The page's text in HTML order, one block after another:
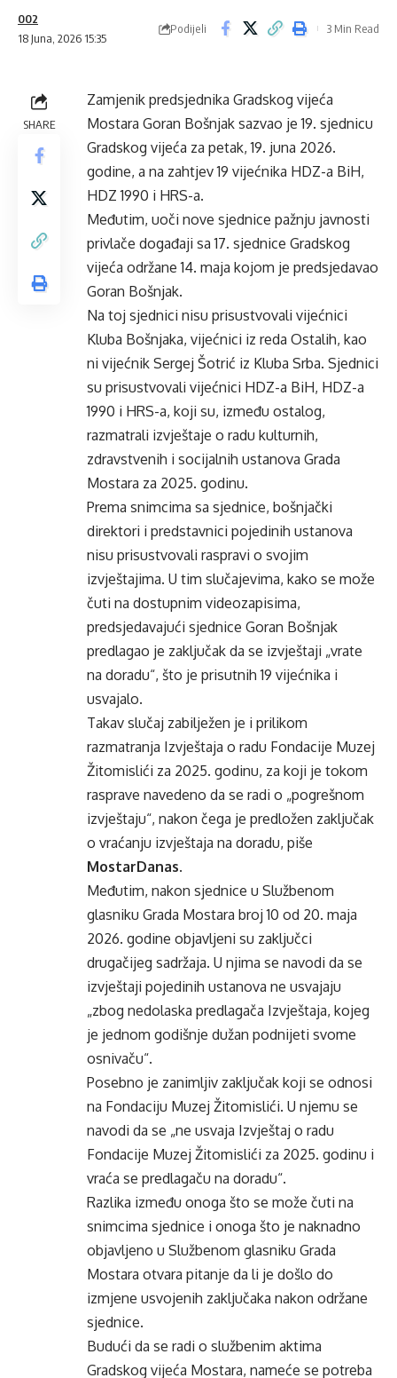
18 Juna, 2026 15:35
002
Podijeli 3 Min Read
SHARE
Zamjenik predsjednika Gradskog vijeća
Mostara Goran Bošnjak sazvao je 19. sjednicu
Gradskog vijeća za petak, 19. juna 2026.
godine, a na zahtjev 19 vijećnika HDZ-a BiH,
HDZ 1990 i HRS-a.
Međutim, uoči nove sjednice pažnju javnosti
privlače događaji sa 17. sjednice Gradskog
vijeća održane 14. maja kojom je predsjedavao
Goran Bošnjak.
Na toj sjednici nisu prisustvovali vijećnici
Kluba Bošnjaka, vijećnici iz reda Ostalih, kao
ni vijećnik Sergej Šotrić iz Kluba Srba. Sjednici
su prisustvovali vijećnici HDZ-a BiH, HDZ-a
1990 i HRS-a, koji su, između ostalog,
razmatrali izvještaje o radu kulturnih,
zdravstvenih i socijalnih ustanova Grada
Mostara za 2025. godinu.
Prema snimcima sa sjednice, bošnjački
direktori i predstavnici pojedinih ustanova
nisu prisustvovali raspravi o svojim
izvještajima. U tim slučajevima, kako se može
čuti na dostupnim videozapisima,
predsjedavajući sjednice Goran Bošnjak
predlagao je zaključak da se izvještaji „vrate
na doradu“, što je prisutnih 19 vijećnika i
usvajalo.
Takav slučaj zabilježen je i prilikom
razmatranja Izvještaja o radu Fondacije Muzej
Žitomislići za 2025. godinu, za koji je tokom
rasprave navedeno da se radi o „pogrešnom
izvještaju“, nakon čega je predložen zaključak
o vraćanju izvještaja na doradu, piše
MostarDanas.
Međutim, nakon sjednice u Službenom
glasniku Grada Mostara broj 10 od 20. maja
2026. godine objavljeni su zaključci
drugačijeg sadržaja. U njima se navodi da se
izvještaji pojedinih ustanova ne usvajaju
„zbog nedolaska predlagača Izvještaja, kojeg
je jednom godišnje dužan podnijeti svome
osnivaču“.
Posebno je zanimljiv zaključak koji se odnosi
na Fondaciju Muzej Žitomislići. U njemu se
navodi da se „ne usvaja Izvještaj o radu
Fondacije Muzej Žitomislići za 2025. godinu i
vraća se predlagaču na doradu“.
Razlika između onoga što se može čuti na
snimcima sjednice i onoga što je naknadno
objavljeno u Službenom glasniku Grada
Mostara otvara pitanje da li je došlo do
izmjene usvojenih zaključaka nakon održane
sjednice.
Budući da se radi o službenim aktima
Gradskog vijeća Mostara, nameće se potreba